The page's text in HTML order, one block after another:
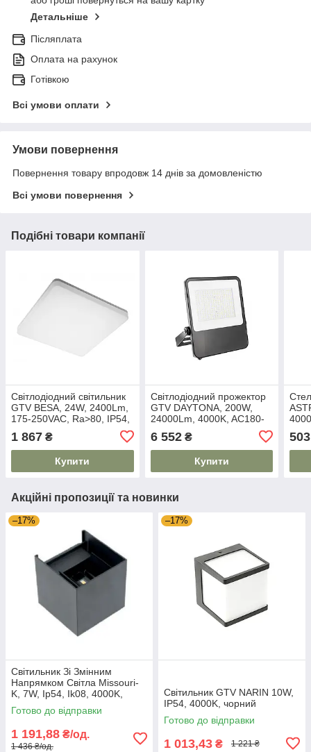
Детальніше
Післяплата
Оплата на рахунок
Готівкою
Всі умови оплати
Умови повернення
Повернення товару впродовж 14 днів за домовленістю
Всі умови повернення
Подібні товари компанії
Світлодіодний світильник
GTV BESA, 24W, 2400Lm,
175-250VAC, Ra>80, IP54,
квадратний
1 867 ₴
Купити
Світлодіодний прожектор
GTV DAYTONA, 200W,
24000Lm, 4000K, AC180-
IP65, 110°
6 552₴
Купити
503
Акційні пропозиції та новинки
–17%
Світильник Зі Змінним
Напрямком Світла Missouri-
K, 7W, Ip54, Ik08, 4000K,
Квадрат, Чорний (Ld-
Miss7Wkc-Nb) GTV
Готово до відправки
1 191,88 ₴/од.
1 436 ₴/од.
–17%
Світильник GTV NARIN 10W,
IP54, 4000K, чорний
Готово до відправки
1 013,43 ₴ 1 221 ₴